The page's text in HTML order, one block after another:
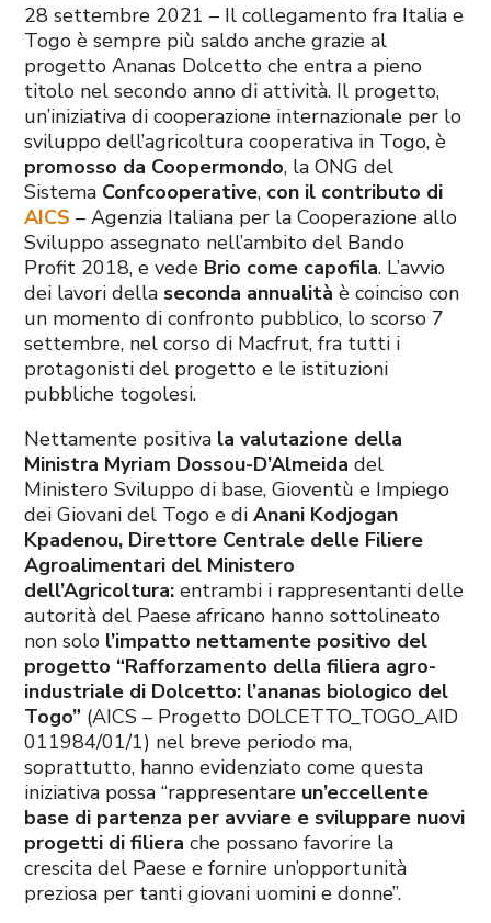
28 settembre 2021 – Il collegamento fra Italia e
Togo è sempre più saldo anche grazie al
progetto Ananas Dolcetto che entra a pieno
titolo nel secondo anno di attività. Il progetto,
un’iniziativa di cooperazione internazionale per lo
sviluppo dell’agricoltura cooperativa in Togo, è
promosso da Coopermondo, la ONG del
Sistema Confcooperative, con il contributo di
AICS – Agenzia Italiana per la Cooperazione allo
Sviluppo assegnato nell’ambito del Bando
Profit 2018, e vede Brio come capofila. L’avvio
dei lavori della seconda annualità è coinciso con
un momento di confronto pubblico, lo scorso 7
settembre, nel corso di Macfrut, fra tutti i
protagonisti del progetto e le istituzioni
pubbliche togolesi.
Nettamente positiva la valutazione della
Ministra Myriam Dossou-D’Almeida del
Ministero Sviluppo di base, Gioventù e Impiego
dei Giovani del Togo e diAnani Kodjogan
Kpadenou, Direttore Centrale delle Filiere
Agroalimentari del Ministero
dell’Agricoltura: entrambi i rappresentanti delle
autorità del Paese africano hanno sottolineato
non solo l’impatto nettamente positivo del
progetto “Rafforzamento della filiera agro-
industriale di Dolcetto: l’ananas biologico del
Togo” (AICS – Progetto DOLCETTO_TOGO_AID
011984/01/1) nel breve periodo ma,
soprattutto, hanno evidenziato come questa
iniziativa possa “rappresentare un’eccellente
base di partenza per avviare e sviluppare nuovi
progetti di filiera che possano favorire la
crescita del Paese e fornire un’opportunità
preziosa per tanti giovani uomini e donne”.